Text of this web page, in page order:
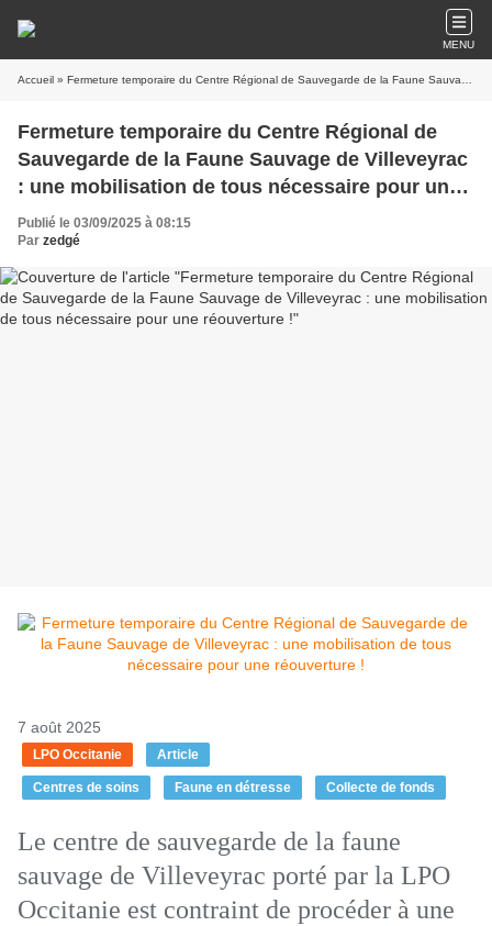
MENU
Accueil » Fermeture temporaire du Centre Régional de Sauvegarde de la Faune Sauvage de Villeveyrac : une mobilisation de tous nécessaire pour une réouverture !
Fermeture temporaire du Centre Régional de
Sauvegarde de la Faune Sauvage de Villeveyrac
: une mobilisation de tous nécessaire pour une
réouverture !
Publié le 03/09/2025 à 08:15
Par zedgé
7 août 2025
LPO Occitanie Article
Centres de soins Faune en détresse Collecte de fonds
Le centre de sauvegarde de la faune
sauvage de Villeveyrac porté par la LPO
Occitanie est contraint de procéder à une